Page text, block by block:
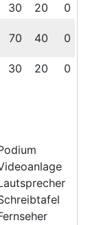
30 20 0
70 40 0
30 20 0